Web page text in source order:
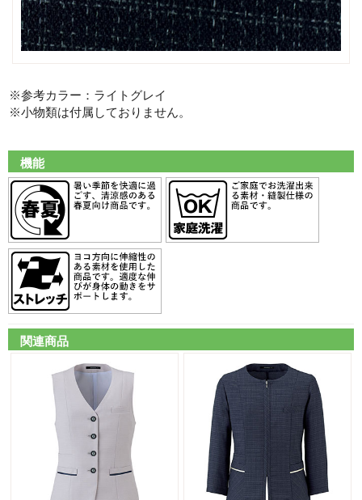
※参考カラー：ライトグレイ
※小物類は付属しておりません。
機能
関連商品